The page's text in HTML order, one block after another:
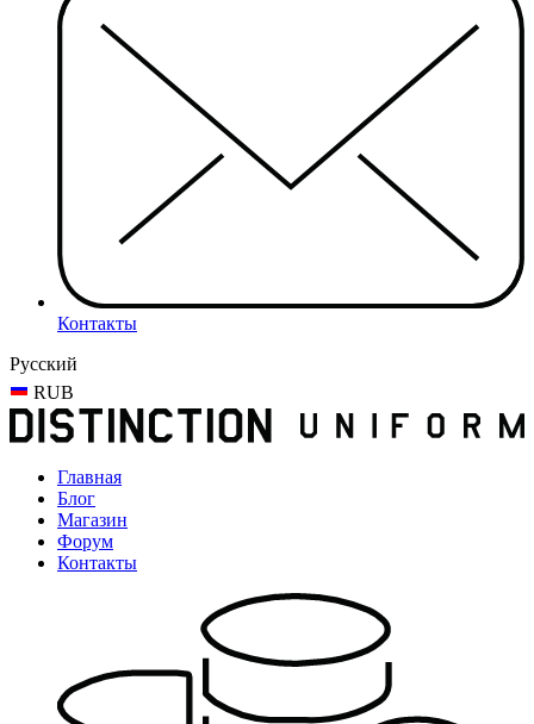
Контакты
Русский
RUB
Главная
Блог
Магазин
Форум
Контакты